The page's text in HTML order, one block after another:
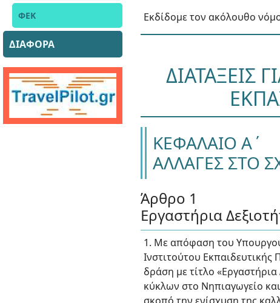
ΦΕΚ
ΔΙΑΦΟΡΑ
Εκδίδομε τον ακόλουθο
ΔΙΑΤΑΞΕΙΣ
ΚΕΦΑΛΑΙΟ Α΄
ΑΛΛΑΓΕΣ ΣΤΟ
Άρθρο 1
Εργαστήρια
1. Με απόφαση του
Ινστιτούτου
δράση με τίτλο
κύκλων στο Νηπιαγωγείο